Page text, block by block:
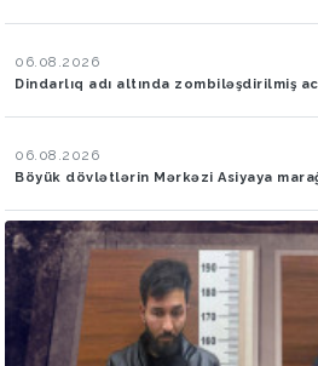
06.08.2026
Dindarlıq adı altında zombiləşdirilmiş
06.08.2026
Böyük dövlətlərin Mərkəzi Asiyaya